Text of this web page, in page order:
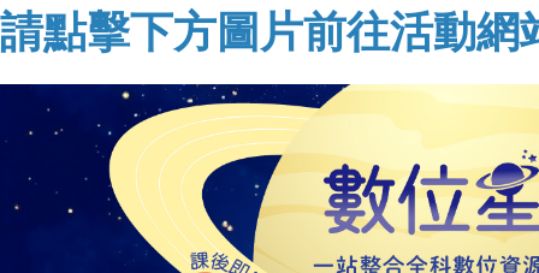
請點擊下方圖片前往活動網